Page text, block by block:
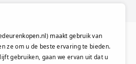
A-merk producten
maakt gebruik van
ze om u de beste ervaring te bieden.
gebruiken, gaan we ervan uit dat u